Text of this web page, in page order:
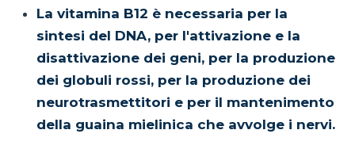
La vitamina B12 è necessaria per la
sintesi del DNA, per l'attivazione e la
disattivazione dei geni, per la produzione
dei globuli rossi, per la produzione dei
neurotrasmettitori e per il mantenimento
della guaina mielinica che avvolge i nervi.